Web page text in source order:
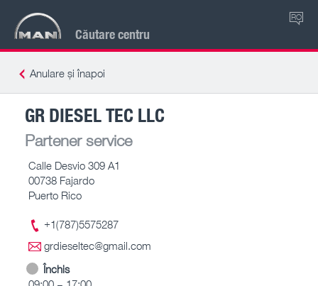
Căutare centru
RO
Anulare și înapoi
GR DIESEL TEC LLC
Partener service
Calle Desvio 309 A1
00738 Fajardo
Puerto Rico
+1(787)5575287
grdieseltec@gmail.com
Închis